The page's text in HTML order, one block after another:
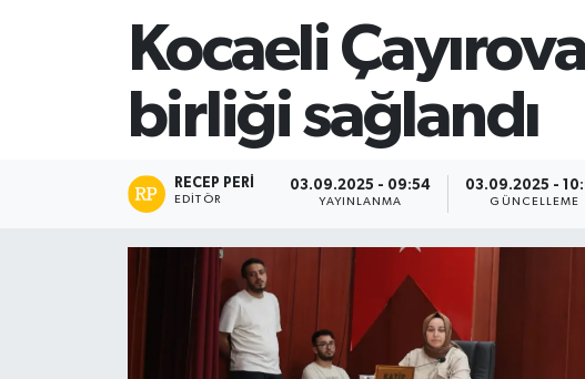
Kocaeli
birliği sağlandı
RECEP PERI
EDITÖR
03.09.2025 - 09:54
YAYINLANMA
03.09.2025 -
GÜNCELLEME
Süper Lig Puan Durumu ve Fikstür
Tüm Manşetler
Son Dakika Haberleri
Haber Arşivi